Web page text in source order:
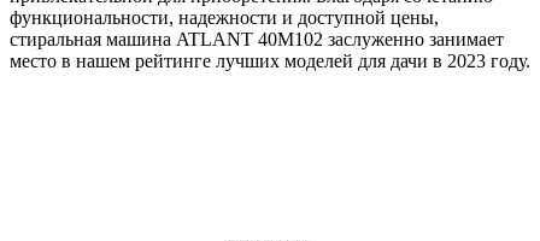
функциональности, надежности и доступной цены,
стиральная машина ATLANT 40М102 заслуженно занимает
место в нашем рейтинге лучших моделей для дачи в 2023 году.